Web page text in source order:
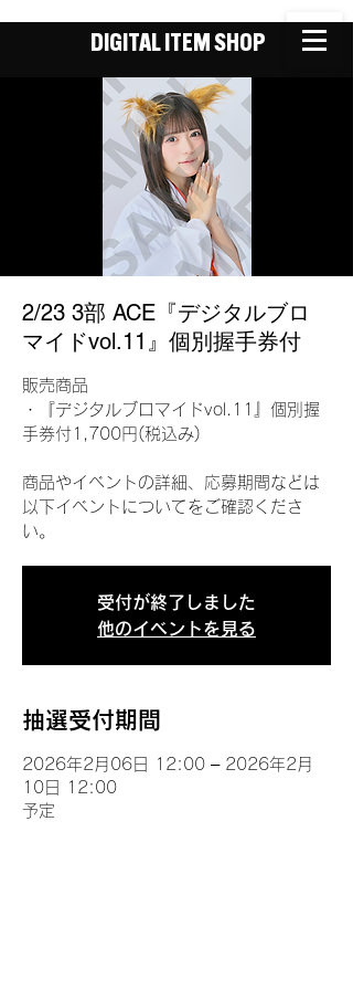
DIGITAL ITEM SHOP
2/23 3部 ACE『デジタルブロ
マイドvol.11』個別握手券付
販売商品
・『デジタルブロマイドvol.11』個別握
手券付1,700円(税込み)
商品やイベントの詳細、応募期間などは
以下イベントについてをご確認くださ
い。
受付が終了しました
他のイベントを見る
抽選受付期間
2026年2月06日 12:00 – 2026年2月
10日 12:00
予定